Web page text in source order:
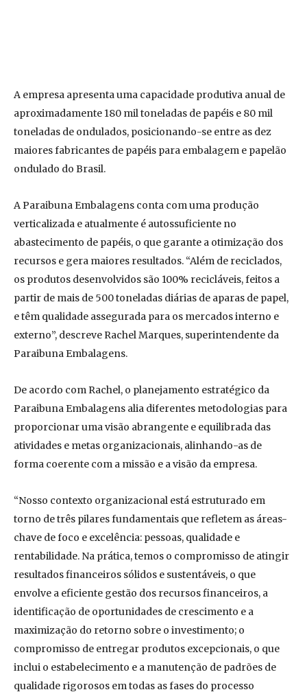
A empresa apresenta uma capacidade produtiva anual de
aproximadamente 180 mil toneladas de papéis e 80 mil
toneladas de ondulados, posicionando-se entre as dez
maiores fabricantes de papéis para embalagem e papelão
ondulado do Brasil.
A Paraibuna Embalagens conta com uma produção
verticalizada e atualmente é autossuficiente no
abastecimento de papéis, o que garante a otimização dos
recursos e gera maiores resultados. “Além de reciclados,
os produtos desenvolvidos são 100% recicláveis, feitos a
partir de mais de 500 toneladas diárias de aparas de papel,
e têm qualidade assegurada para os mercados interno e
externo”, descreve Rachel Marques, superintendente da
Paraibuna Embalagens.
De acordo com Rachel, o planejamento estratégico da
Paraibuna Embalagens alia diferentes metodologias para
proporcionar uma visão abrangente e equilibrada das
atividades e metas organizacionais, alinhando-as de
forma coerente com a missão e a visão da empresa.
“Nosso contexto organizacional está estruturado em
torno de três pilares fundamentais que refletem as áreas-
chave de foco e excelência: pessoas, qualidade e
rentabilidade. Na prática, temos o compromisso de atingir
resultados financeiros sólidos e sustentáveis, o que
envolve a eficiente gestão dos recursos financeiros, a
identificação de oportunidades de crescimento e a
maximização do retorno sobre o investimento; o
compromisso de entregar produtos excepcionais, o que
inclui o estabelecimento e a manutenção de padrões de
qualidade rigorosos em todas as fases do processo